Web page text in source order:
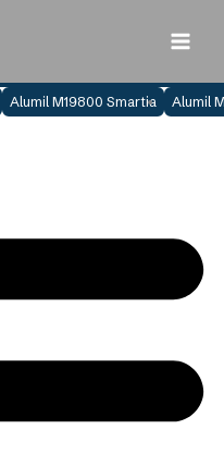
Alumil M19800 Smartia Alumil